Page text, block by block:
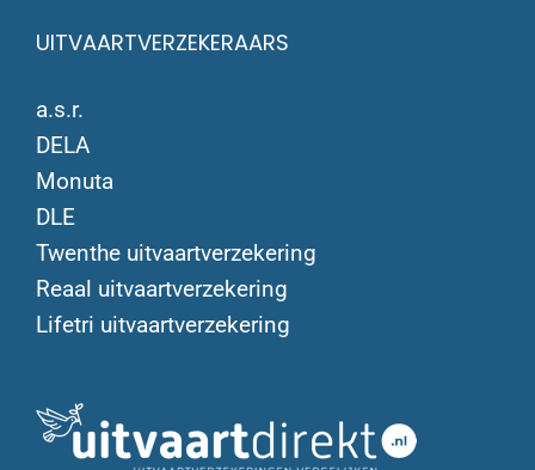
UITVAARTVERZEKERAARS
a.s.r.
DELA
Monuta
DLE
Twenthe uitvaartverzekering
Reaal uitvaartverzekering
Lifetri uitvaartverzekering